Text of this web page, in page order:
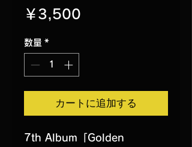
￥3,500
数量 *
カートに追加する
7th Album「Golden